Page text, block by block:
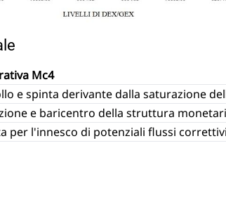
Mc4
e spinta derivante dalla saturazione
e baricentro della struttura
per l'innesco di potenziali flussi